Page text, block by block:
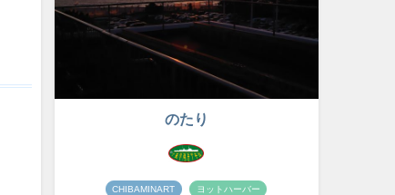
のたり
CHIBAMINART ヨットハーバー